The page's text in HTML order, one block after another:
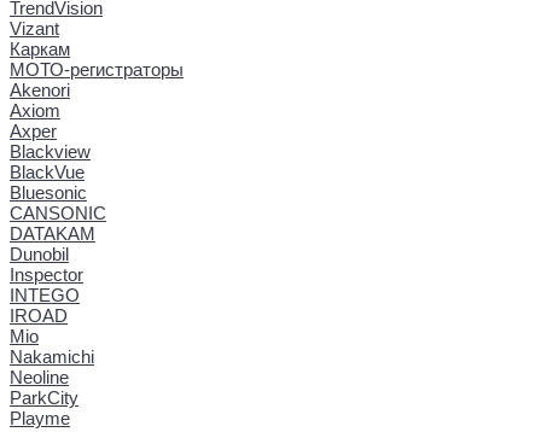
TrendVision
Vizant
Каркам
МОТО-регистраторы
Akenori
Axiom
Axper
Blackview
BlackVue
Bluesonic
CANSONIC
DATAKAM
Dunobil
Inspector
INTEGO
IROAD
Mio
Nakamichi
Neoline
ParkCity
Playme